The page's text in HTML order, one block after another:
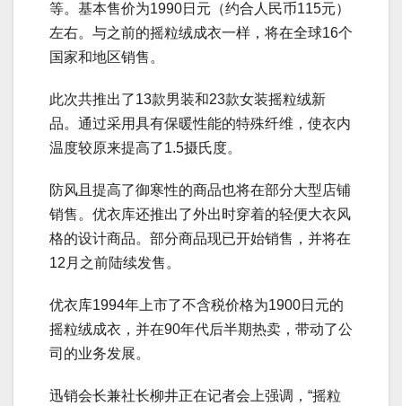
等。基本售价为1990日元（约合人民币115元）
左右。与之前的摇粒绒成衣一样，将在全球16个
国家和地区销售。
此次共推出了13款男装和23款女装摇粒绒新
品。通过采用具有保暖性能的特殊纤维，使衣内
温度较原来提高了1.5摄氏度。
防风且提高了御寒性的商品也将在部分大型店铺
销售。优衣库还推出了外出时穿着的轻便大衣风
格的设计商品。部分商品现已开始销售，并将在
12月之前陆续发售。
优衣库1994年上市了不含税价格为1900日元的
摇粒绒成衣，并在90年代后半期热卖，带动了公
司的业务发展。
迅销会长兼社长柳井正在记者会上强调，“摇粒